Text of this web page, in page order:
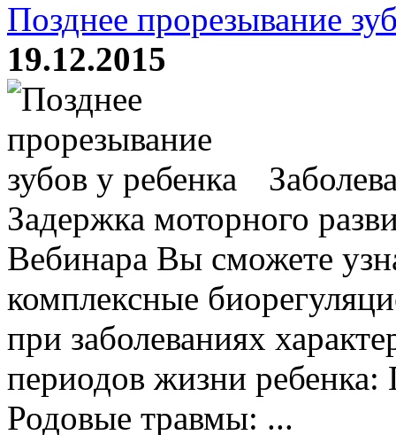
Позднее прорезывание
19.12.2015
Задержка моторного
Вебинара Вы сможете
комплексные
при заболеваниях
периодов жизни
Родовые травмы: ...